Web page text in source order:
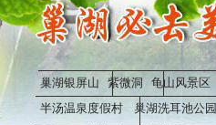
巢湖银屏山 紫微洞
龟山风景区
半汤温泉度假村
巢湖洗耳池公园